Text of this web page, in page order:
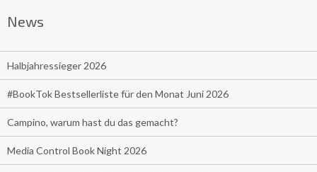
News
Halbjahressieger 2026
#BookTok Bestsellerliste für den Monat Juni 2026
Campino, warum hast du das gemacht?
Media Control Book Night 2026